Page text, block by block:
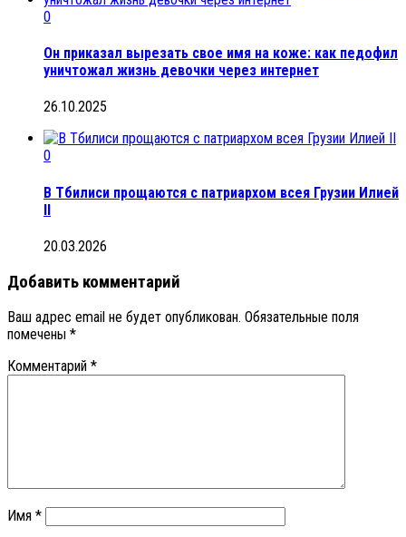
0
Он приказал вырезать свое имя на коже: как педофил
уничтожал жизнь девочки через интернет
26.10.2025
0
В Тбилиси прощаются с патриархом всея Грузии Илией
II
20.03.2026
Добавить комментарий
Ваш адрес email не будет опубликован. Обязательные поля
помечены *
Комментарий *
Имя *